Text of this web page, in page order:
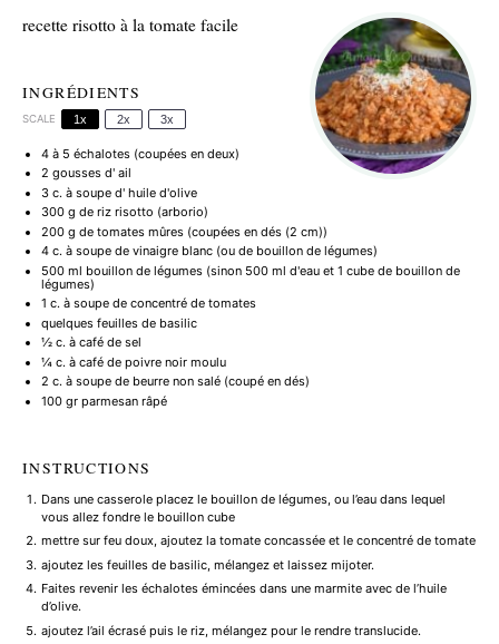
recette risotto à la tomate facile
INGRÉDIENTS
SCALE 1x 2x 3x
4à 5 échalotes (coupées en deux)
2 gousses d' ail
3c. à soupe d' huile d'olive
300 g de riz risotto (arborio)
200 g de tomates mûres (coupées en dés (2 cm))
4c. à soupe de vinaigre blanc (ou de bouillon de légumes)
500ml bouillon de légumes (sinon 500ml d'eau et1 cube de bouillon de
légumes)
1 c. à soupe de concentré de tomates
quelques feuilles de basilic
½c. à café de sel
¼c. à café de poivre noir moulu
2 c. à soupe de beurre non salé (coupé en dés)
100gr parmesan râpé
INSTRUCTIONS
Dans une casserole placez le bouillon de légumes, ou l’eau dans lequel
vous allez fondre le bouillon cube
mettre sur feu doux, ajoutez la tomate concassée et le concentré de tomate
ajoutez les feuilles de basilic, mélangez et laissez mijoter.
Faites revenir les échalotes émincées dans une marmite avec de l’huile
d’olive.
ajoutez l’ail écrasé puis le riz, mélangez pour le rendre translucide.